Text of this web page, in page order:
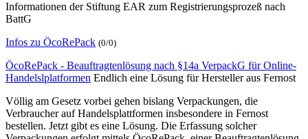
Informationen der Stiftung EAR zum Registrierungsprozeß nach
BattG
Infos zu ÖcoRePack (0/0)
ÖcoRePack - Beauftragtenlösung nach §14a VerpackG für Online-
Handelslplatformen Endlich eine Lösung für Hersteller aus Fernost
Völlig am Gesetz vorbei gehen bislang Verpackungen, die
Verbraucher auf Handelsplattformen insbesondere in Fernost
bestellen. Jetzt gibt es eine Lösung. Die Erfassung solcher